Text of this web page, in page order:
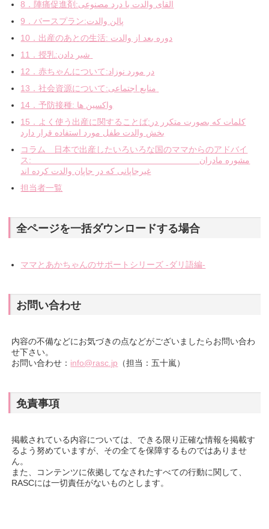
8．陣痛促進剤:القای والدت یا درد مصنوعی
9．バースプラン:پالن والدت
10．出産のあとの生活: دوره بعد از والدت
12．赤ちゃんについて:در مورد نوزاد
14．予防接種: واکسین ها
15．よく使う出産に関することば:کلمات که بصورت متکرر در
بخش والدت طفل مورد استفاده قرار دارد
コラム 日本で出産したいろいろな国のママからのアドバイ
ス: مشوره مادران
غیرجاپانی که در جاپان والدت کرده اند
担当者一覧
全ページを一括ダウンロードする場合
ママとあかちゃんのサポートシリーズ -ダリ語編-
お問い合わせ
内容の不備などにお気づきの点などがございましたらお問い合わ
せ下さい。
お問い合わせ： info@rasc.jp （担当：五十嵐）
免責事項
掲載されている内容については、できる限り正確な情報を掲載す
るよう努めていますが、その全てを保障するものではありませ
ん。
また、コンテンツに依拠してなされたすべての行動に関して、
RASCには一切責任がないものとします。